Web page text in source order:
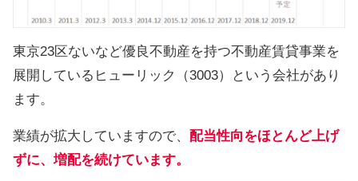
東京23区ないなど優良不動産を持つ不動産賃貸事業を
展開しているヒューリック（3003）という会社があり
ます。
業績が拡大していますので、 配当性向をほとんど上げ
ずに、増配を続けています。